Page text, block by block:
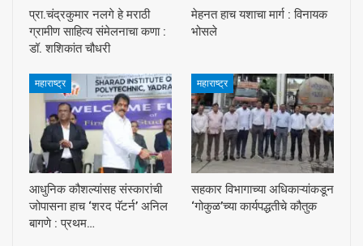
प्रा.चंद्रकुमार नलगे हे मराठी
ग्रामीण साहित्य संमेलनाचा कणा :
डॉ. शशिकांत चौधरी
मेहनत हाच यशाचा मार्ग : विनायक
भोसले
महाराष्ट्र
आधुनिक कौशल्यांसह संस्कारांची
जोपासना हाच ‘शरद पॅटर्न’ अनिल
बागणे : प्रथम…
महाराष्ट्र
सहकार विभागाच्या अधिकाऱ्यांकडून
‘गोकुळ’च्या कार्यपद्धतीचे कौतुक